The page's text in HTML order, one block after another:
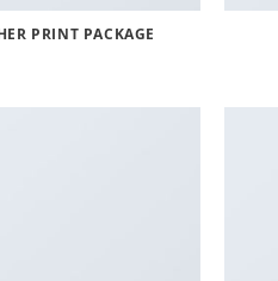
PRINT PACKAGE